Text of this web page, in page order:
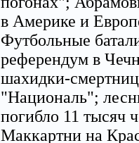
в Америке и
Футбольные
референдум в
шахидки-
"Националь";
погибло 11 тысяч
Маккартни на